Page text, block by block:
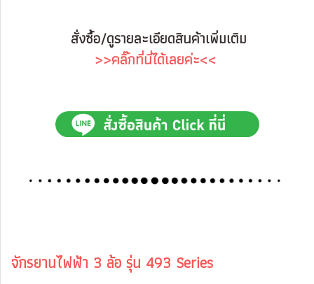
สั่งซื้อ/ดูรายละเอียดสินค้าเพิ่มเติม
>>คลิ๊กที่นี่ได้เลยค่ะ<<
จักรยานไฟฟ้า 3 ล้อ รุ่น 493 Series